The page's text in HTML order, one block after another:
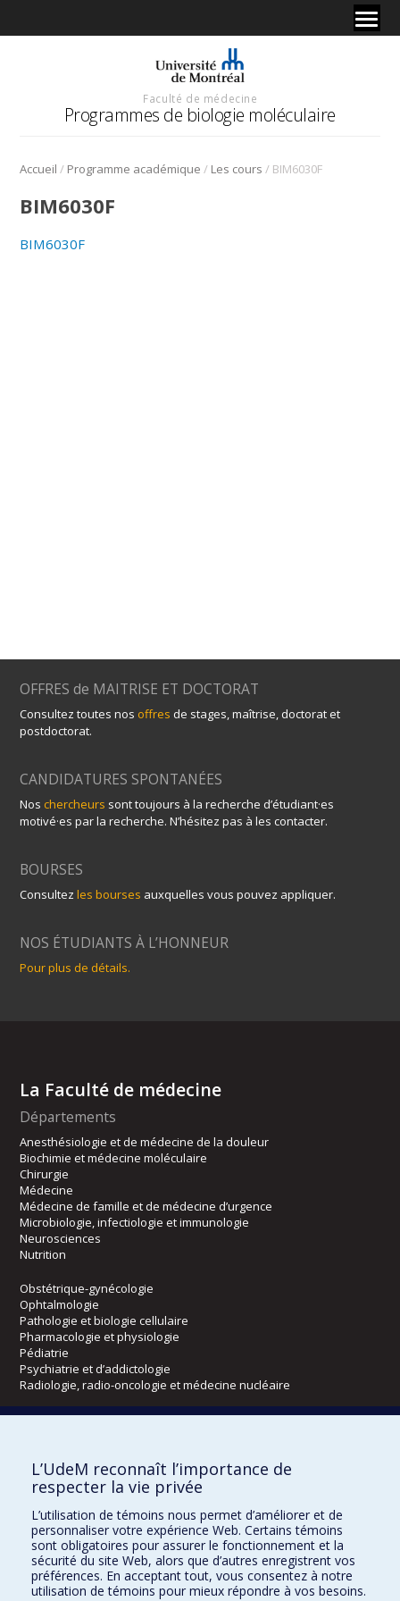
Faculté de médecine
Programmes de biologie moléculaire
Accueil / Programme académique / Les cours / BIM6030F
BIM6030F
BIM6030F
OFFRES de MAITRISE ET DOCTORAT
Consultez toutes nos offres de stages, maîtrise, doctorat et
postdoctorat.
CANDIDATURES SPONTANÉES
Noschercheurs sont toujours à la recherche d’étudiant·es
motivé·es par la recherche. N’hésitez pas à les contacter.
BOURSES
Consultezles bourses auxquelles vous pouvez appliquer.
NOS ÉTUDIANTS À L’HONNEUR
Pour plus de détails.
La Faculté de médecine
Départements
Anesthésiologie et de médecine de la douleur
Biochimie et médecine moléculaire
Chirurgie
Médecine
Médecine de famille et de médecine d’urgence
Microbiologie, infectiologie et immunologie
Neurosciences
Nutrition
Obstétrique-gynécologie
Ophtalmologie
Pathologie et biologie cellulaire
Pharmacologie et physiologie
Pédiatrie
Psychiatrie et d’addictologie
Radiologie, radio-oncologie et médecine nucléaire
Kinésiologie et des sciences de l’activité physique
Orthophonie et audiologie
Directions
DPC
CPASS
L’UdeM reconnaît l’importance de
respecter la vie privée
L’utilisation de témoins nous permet d’améliorer et de
personnaliser votre expérience Web. Certains témoins
sont obligatoires pour assurer le fonctionnement et la
sécurité du site Web, alors que d’autres enregistrent vos
préférences. En acceptant tout, vous consentez à notre
utilisation de témoins pour mieux répondre à vos besoins.